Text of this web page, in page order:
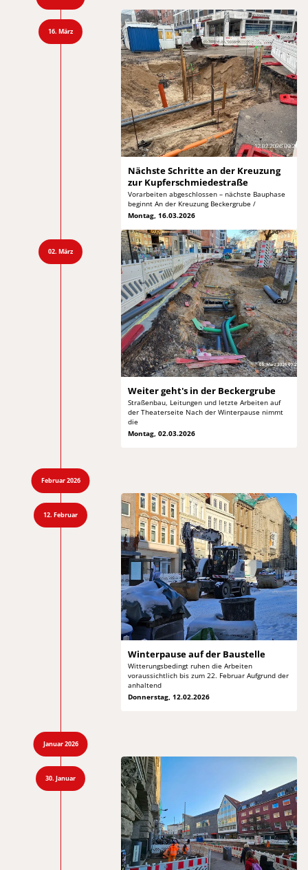
16. März
Nächste Schritte an der Kreuzung
zur Kupferschmiedestraße
Vorarbeiten abgeschlossen – nächste Bauphase
beginnt An der Kreuzung Beckergrube /
Montag, 16.03.2026
02. März
Weiter geht's in der Beckergrube
Straßenbau, Leitungen und letzte Arbeiten auf
der Theaterseite Nach der Winterpause nimmt
die
Montag, 02.03.2026
Februar 2026
12. Februar
Winterpause aufder Baustelle
Witterungsbedingt ruhen die Arbeiten
voraussichtlich bis zum 22. Februar Aufgrund der
anhaltend
Donnerstag, 12.02.2026
Januar 2026
30. Januar